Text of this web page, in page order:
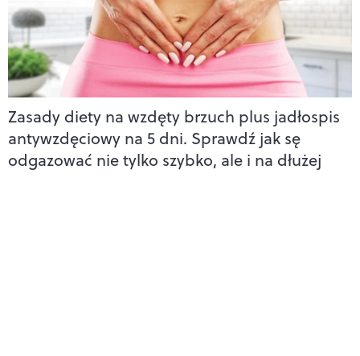
Zasady diety na wzdęty brzuch plus jadłospis
antywzdęciowy na 5 dni. Sprawdź jak sę
odgazować nie tylko szybko, ale i na dłużej